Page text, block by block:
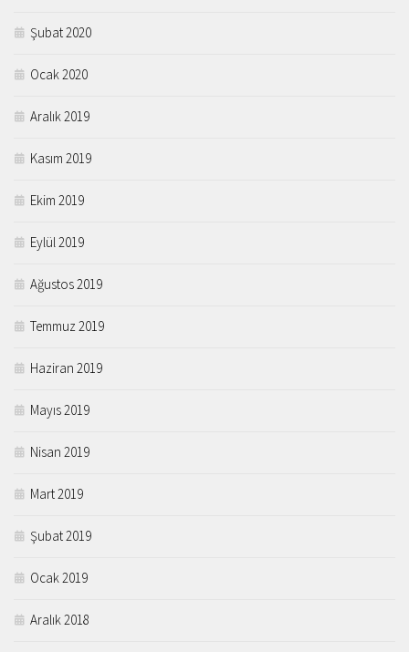
Şubat 2020
Ocak 2020
Aralık 2019
Kasım 2019
Ekim 2019
Eylül 2019
Ağustos 2019
Temmuz 2019
Haziran 2019
Mayıs 2019
Nisan 2019
Mart 2019
Şubat 2019
Ocak 2019
Aralık 2018